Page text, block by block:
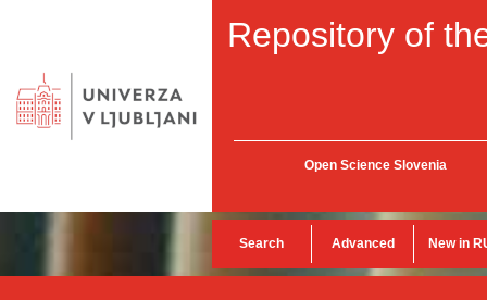
Repository of
Open Science Slovenia
Search Advanced New in